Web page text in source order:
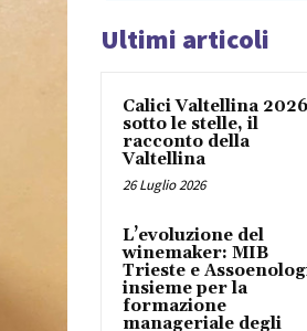
Ultimi articoli
Calici Valtellina
sotto le stelle, il
racconto della
Valtellina
26 Luglio 2026
L’evoluzione del
winemaker: MIB
Trieste e
insieme per la
formazione
manageriale degli